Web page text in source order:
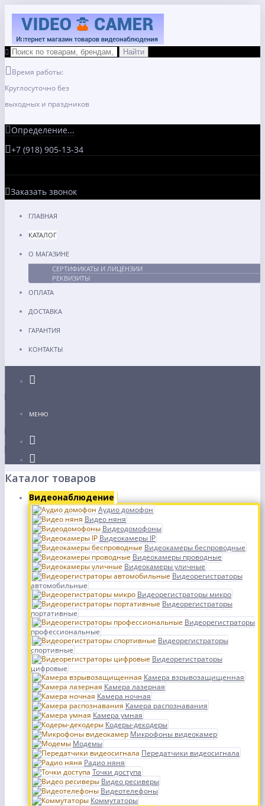
Время работы:
Круглосуточно без
выходных и праздников
Определение...
+7 (918) 905-13-34
Заказать звонок
ГЛАВНАЯ
КАТАЛОГ
О МАГАЗИНЕ
СЕРТИФИКАТЫ И ЛИЦЕНЗИИ
РЕКВИЗИТЫ
ОПЛАТА
ДОСТАВКА
ГАРАНТИЯ
КОНТАКТЫ
МЕНЮ
Каталог товаров
Видеонаблюдение
Аудио домофон
Видео няня
Видеодомофоны
Видеокамеры IP
Видеокамеры беспроводные
Видеокамеры проводные
Видеокамеры уличные
Видеорегистраторы
автомобильные
Видеорегистраторы микро
Видеорегистраторы
портативные
Видеорегистраторы
профессиональные
Видеорегистраторы
спортивные
Видеорегистраторы
цифровые
Камера взрывозащищенная
Камера лазерная
Камера ночная
Камера распознавания
Камера умная
Кодеры-декодеры
Микрофоны видеокамер
Модемы
Передатчики видеосигнала
Радио няня
Точки доступа
Видео ресиверы
Видеотелефоны
Коммутаторы